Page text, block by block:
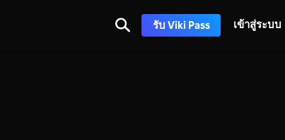
รับ Viki Pass เข้าสู่ระบบ